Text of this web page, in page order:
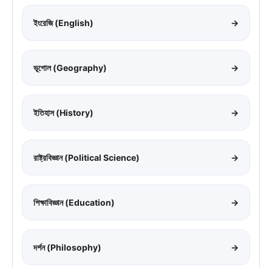
ইংরেজি (English) →
ভূগোল (Geography) →
ইতিহাস (History) →
রাষ্ট্রবিজ্ঞান (Political Science) →
শিক্ষাবিজ্ঞান (Education) →
দর্শন (Philosophy) →